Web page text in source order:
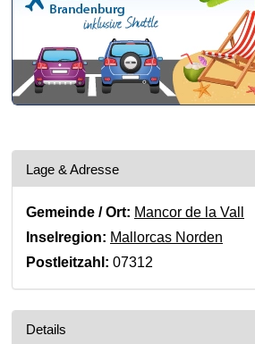
Lage & Adresse
Gemeinde / Ort: Mancor de la Vall
Inselregion: Mallorcas Norden
Postleitzahl: 07312
Details